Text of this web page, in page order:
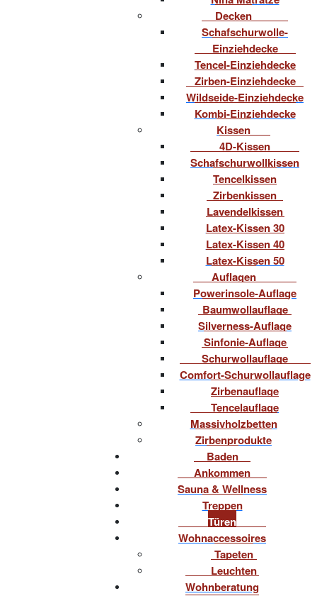
Decken
Schafschurwolle-
Einziehdecke
Tencel-Einziehdecke
Zirben-Einziehdecke
Wildseide-Einziehdecke
Kombi-Einziehdecke
Kissen
4D-Kissen
Schafschurwollkissen
Tencelkissen
Zirbenkissen
Lavendelkissen
Latex-Kissen 30
Latex-Kissen 40
Latex-Kissen 50
Auflagen
Powerinsole-Auflage
Baumwollauflage
Silverness-Auflage
Sinfonie-Auflage
Schurwollauflage
Comfort-Schurwollauflage
Zirbenauflage
Tencelauflage
Massivholzbetten
Zirbenprodukte
Baden
Ankommen
Sauna & Wellness
Treppen
Türen
Wohnaccessoires
Tapeten
Leuchten
Wohnberatung